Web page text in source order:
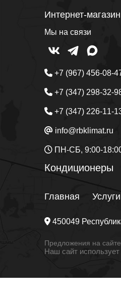
Интернет-
Мы на связи
+7 (967) 456-08-
+7 (347) 298-32-
+7 (347) 226-11-
info@rbklimat.ru
ПН-СБ, 9:00-
Кондиционеры
Главная Услуги
450049
Предложения на
Наш сайт